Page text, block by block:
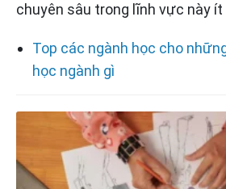
chuyên sâu trong lĩnh vực này ít
Top các ngành học cho
học ngành gì